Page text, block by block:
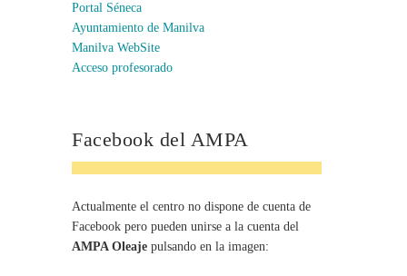
Portal Séneca
Ayuntamiento de Manilva
Manilva WebSite
Acceso profesorado
Facebook del AMPA
Actualmente el centro no dispone de cuenta de
Facebook pero pueden unirse a la cuenta del
AMPA Oleaje pulsando en la imagen: